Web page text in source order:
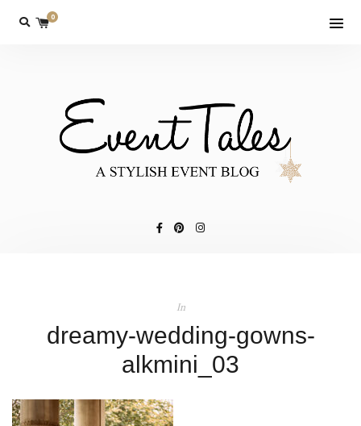
0
In
dreamy-wedding-gowns-
alkmini_03